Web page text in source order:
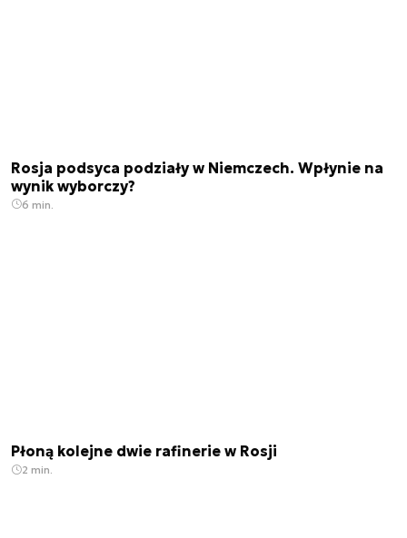
Rosja podsyca podziały w Niemczech. Wpłynie na
wynik wyborczy?
6 min.
Płoną kolejne dwie rafinerie w Rosji
2 min.